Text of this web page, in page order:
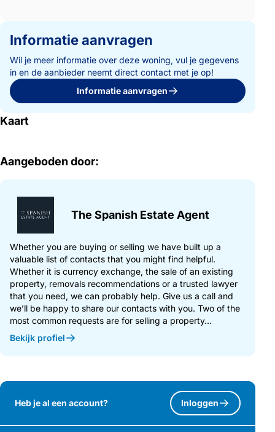
Informatie aanvragen
Wil je meer informatie over deze woning, vul je gegevens
in en de aanbieder neemt direct contact met je op!
Informatie aanvragen
Kaart
Aangeboden door:
The Spanish Estate Agent
Whether you are buying or selling we have built up a
valuable list of contacts that you might find helpful.
Whether it is currency exchange, the sale of an existing
property, removals recommendations or a trusted lawyer
that you need, we can probably help. Give us a call and
we’ll be happy to share our contacts with you. Two of the
most common requests are for selling a property...
Bekijk profiel
Heb je al een account? Inloggen